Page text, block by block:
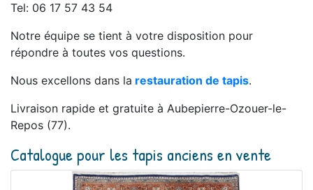
Tel: 06 17 57 43 54
Notre équipe se tient à votre disposition pour
répondre à toutes vos questions.
Nous excellons dans la restauration de tapis.
Livraison rapide et gratuite à Aubepierre-Ozouer-le-
Repos (77).
Catalogue pour les tapis anciens en vente